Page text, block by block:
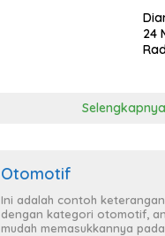
24
Selengkapnya
Otomotif
Ini adalah contoh
dengan kategori otomotif,
mudah memasukkannya